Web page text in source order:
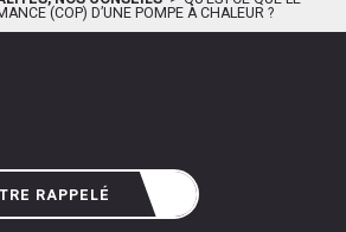
(COP) D’UNE POMPE À CHALEUR ?
RAPPELÉ